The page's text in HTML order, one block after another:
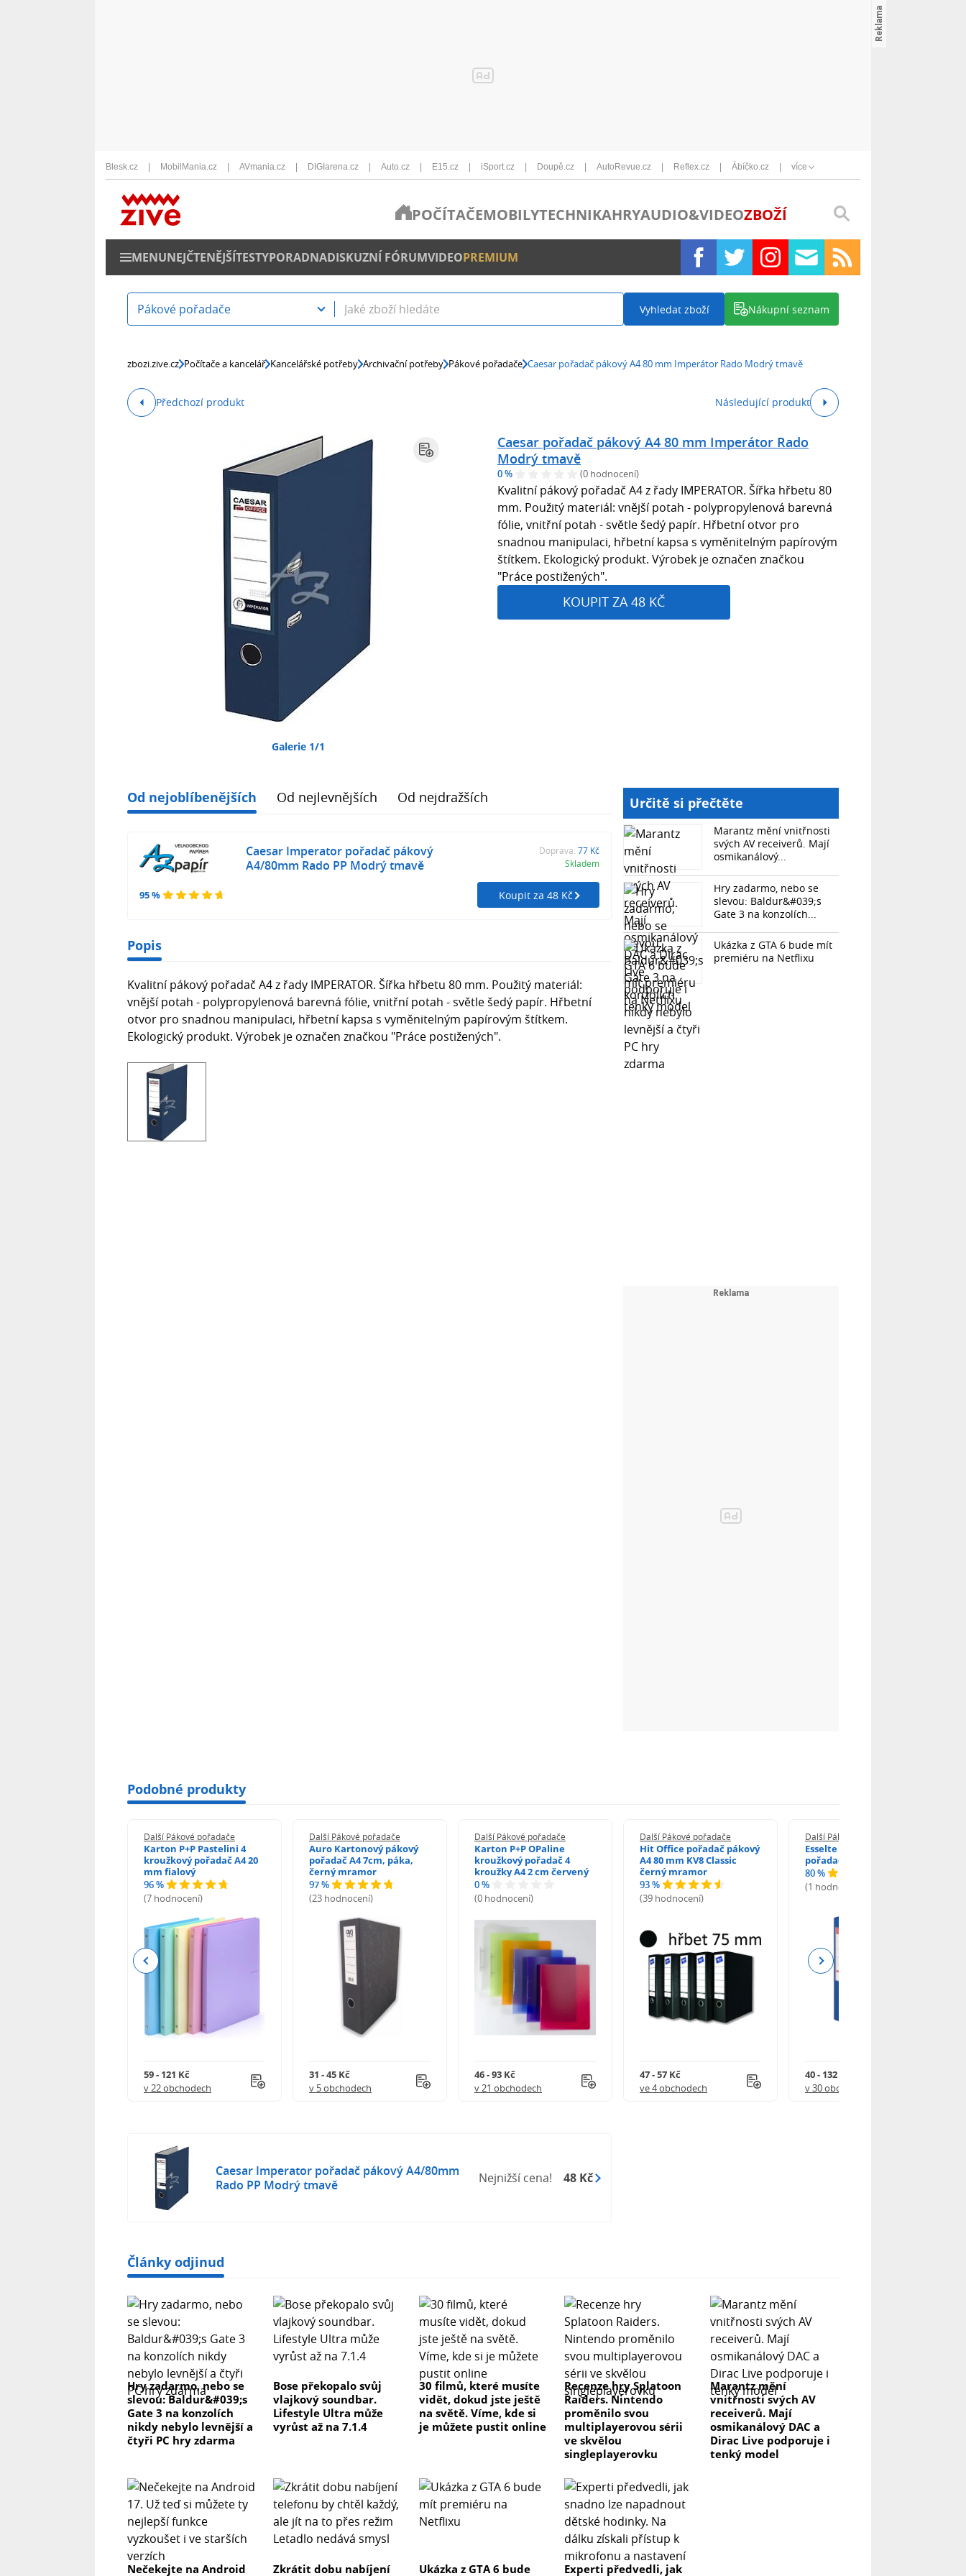
Blesk.cz MobilMania.cz AVmania.cz DIGIarena.cz Auto.cz E15.cz iSport.cz Doupě.cz AutoRevue.cz Reflex.cz Ábíčko.cz více
POČÍTAČEMOBILYTECHNIKAHRYAUDIO&VIDEOZBOŽÍ
MENUNEJČTENĚJŠÍTESTYPORADNADISKUZNÍ FÓRUMVIDEOPREMIUM
Pákové pořadače Vyhledat zboží Nákupní seznam
zbozi.zive.cz Počítače a kancelář Kancelářské potřeby Archivační potřeby Pákové pořadače Caesar pořadač pákový A4 80 mm Imperátor Rado Modrý tmavě
Předchozí produkt Následující produkt
Galerie 1/1
Caesar pořadač pákový A4 80 mm Imperátor Rado
Modrý tmavě
0 % (0 hodnocení)
Kvalitní pákový pořadač A4 z řady IMPERATOR. Šířka hřbetu 80
mm. Použitý materiál: vnější potah - polypropylenová barevná
fólie, vnitřní potah - světle šedý papír. Hřbetní otvor pro
snadnou manipulaci, hřbetní kapsa s vyměnitelným papírovým
štítkem. Ekologický produkt. Výrobek je označen značkou
"Práce postižených".
KOUPIT ZA 48 KČ
Od nejoblíbenějších Od nejlevnějších Od nejdražších
95 %
Caesar Imperator pořadač pákový
A4/80mm Rado PP Modrý tmavě
Doprava: 77 Kč
Skladem
Koupit za 48 Kč
Popis
Kvalitní pákový pořadač A4 z řady IMPERATOR. Šířka hřbetu 80 mm. Použitý materiál:
vnější potah - polypropylenová barevná fólie, vnitřní potah - světle šedý papír. Hřbetní
otvor pro snadnou manipulaci, hřbetní kapsa s vyměnitelným papírovým štítkem.
Ekologický produkt. Výrobek je označen značkou "Práce postižených".
Určitě si přečtěte
Marantz mění vnitřnosti
svých AV receiverů. Mají
osmikanálový...
Hry zadarmo, nebo se
slevou: Baldur&#039;s
Gate 3 na konzolích...
Ukázka z GTA 6 bude mít
premiéru na Netflixu
Podobné produkty
Další Pákové pořadače
Karton P+P Pastelini 4
kroužkový pořadač A4 20
mm fialový
96 %
(7 hodnocení)
59 - 121 Kč
v 22 obchodech
Další Pákové pořadače
Auro Kartonový pákový
pořadač A4 7cm, páka,
černý mramor
97 %
(23 hodnocení)
31 - 45 Kč
v 5 obchodech
Další Pákové pořadače
Karton P+P OPaline
kroužkový pořadač 4
kroužky A4 2 cm červený
0 %
(0 hodnocení)
46 - 93 Kč
v 21 obchodech
Další Pákové pořadače
Hit Office pořadač pákový
A4 80 mm KV8 Classic
černý mramor
93 %
(39 hodnocení)
47 - 57 Kč
ve 4 obchodech
Další Pákové pořadače
Esselte Economy pákový
pořadač A4 7,5 cm modrý
80 %
(1 hodnocení)
40 - 132 Kč
v 30 obchodech
Previous Next
Caesar Imperator pořadač pákový A4/80mm
Rado PP Modrý tmavě
Nejnižší cena! 48 Kč
Články odjinud
Hry zadarmo, nebo se
slevou: Baldur&#039;s
Gate 3 na konzolích
nikdy nebylo levnější a
čtyři PC hry zdarma
Bose překopalo svůj
vlajkový soundbar.
Lifestyle Ultra může
vyrůst až na 7.1.4
30 filmů, které musíte
vidět, dokud jste ještě
na světě. Víme, kde si
je můžete pustit online
Recenze hry Splatoon
Raiders. Nintendo
proměnilo svou
multiplayerovou sérii
ve skvělou
singleplayerovku
Marantz mění
vnitřnosti svých AV
receiverů. Mají
osmikanálový DAC a
Dirac Live podporuje i
tenký model
Nečekejte na Android
Zkrátit dobu nabíjení
Ukázka z GTA 6 bude
Experti předvedli, jak